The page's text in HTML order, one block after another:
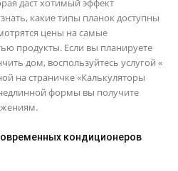
даст хотимый эффект
какие типы планок доступны
цены на самые
продукты. Если вы планируете
дом, воспользуйтесь услугой «
на страничке «Калькуляторы
формы вы получите
кондиционеров